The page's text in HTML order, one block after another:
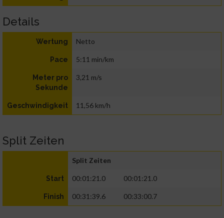
Details
Wertung Netto
Pace 5:11 min/km
Meter pro
Sekunde
3,21 m/s
Geschwindigkeit 11,56 km/h
Split Zeiten
Split Zeiten
Start 00:01:21.0 00:01:21.0
Finish 00:31:39.6 00:33:00.7